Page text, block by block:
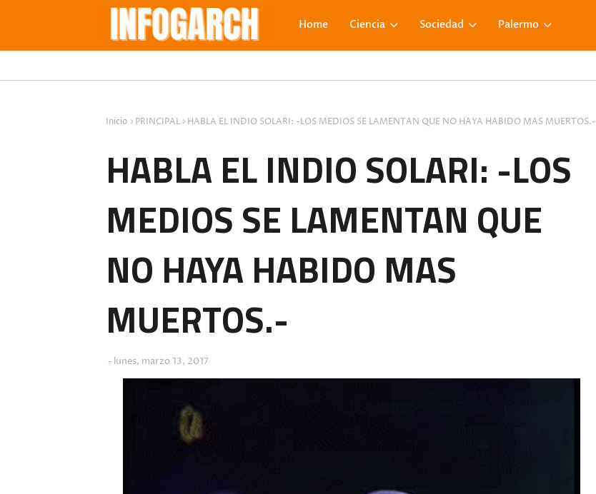
Home Ciencia Sociedad Palermo
Inicio PRINCIPAL HABLA EL INDIO SOLARI: -LOS MEDIOS SE LAMENTAN QUE NO HAYA HABIDO MAS MUERTOS.-
HABLA EL INDIO SOLARI: -LOS
MEDIOS SE LAMENTAN QUE
NO HAYA HABIDO MAS
MUERTOS.-
lunes, marzo 13, 2017